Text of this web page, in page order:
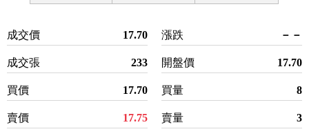
成交價 17.70
成交張 233
買價 17.70
賣價 17.75
漲跌 －－
開盤價 17.70
買量 8
賣量 3